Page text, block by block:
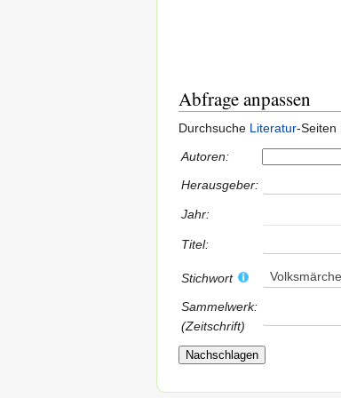
Abfrage anpassen
Durchsuche Literatur-Seiten
Autoren:
Herausgeber:
Jahr:
Titel:
Stichwort
Sammelwerk:
(Zeitschrift)